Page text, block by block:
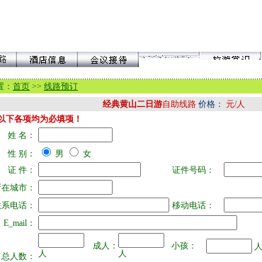
首页 >> 线路预订
经典黄山二日游自助线路价格： 元/人
下各项均为必填项！
姓 名：
性 别：
男
女
证 件：
证件号码：
城市：
电话：
移动电话：
E_mail：
总人数： 人
成人：
人
小孩： 人